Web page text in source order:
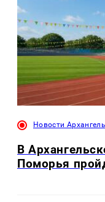
Новости
В
Поморья